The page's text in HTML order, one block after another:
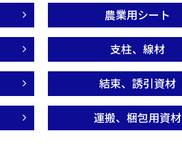
農業用シート
支柱、線材
結束、誘引資材
運搬、梱包用資材